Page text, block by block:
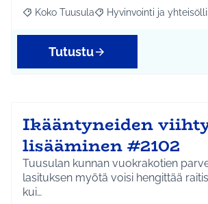
Rajaa tulokset aihepiirin mukaan: Koko
Koko Tuusula Rajaa tulokset teeman
Hyvinvointi ja
Tutustu
Ikääntyneiden
lisääminen #2102
Tuusulan kunnan vuokrakotien
lasituksen myötä voisi hengittää
kui…